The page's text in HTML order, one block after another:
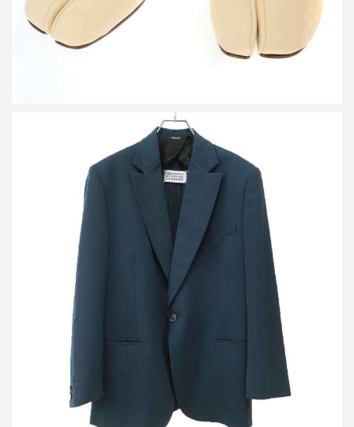
メゾン マルジェラ 19SS 1Bテーラードジャケット S51BN0333
S49189
買取金額25,000円
詳しく見る